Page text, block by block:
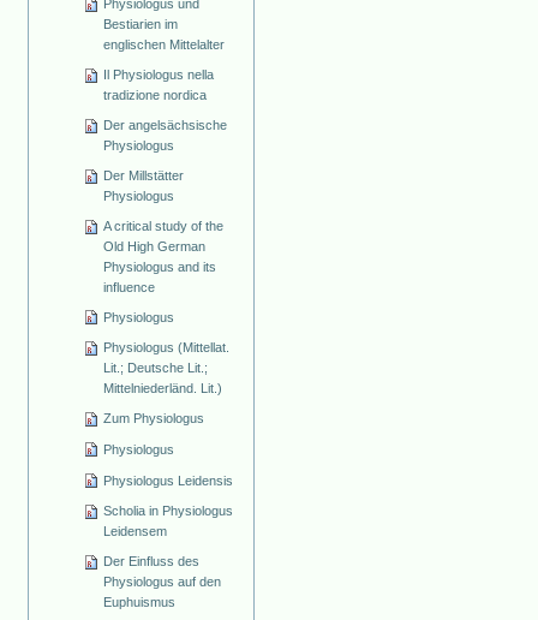
Physiologus und
Bestiarien im
englischen Mittelalter
Il Physiologus nella
tradizione nordica
Der angelsächsische
Physiologus
Der Millstätter
Physiologus
A critical study of the
Old High German
Physiologus and its
influence
Physiologus
Physiologus (Mittellat.
Lit.; Deutsche Lit.;
Mittelniederländ. Lit.)
Zum Physiologus
Physiologus
Physiologus Leidensis
Scholia in Physiologus
Leidensem
Der Einfluss des
Physiologus auf den
Euphuismus